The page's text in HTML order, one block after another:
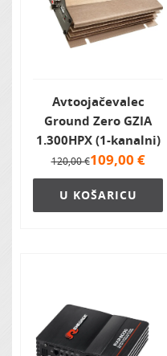
Avtoojačevalec
Ground Zero GZIA
1.300HPX (1-kanalni)
120,00 €109,00 €
U KOŠARICU